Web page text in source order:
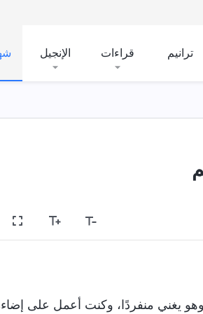
ترانيم قراءات الإنجيل
للأخ "ليو" وهو يغني منفردًا، وكنت أعمل على